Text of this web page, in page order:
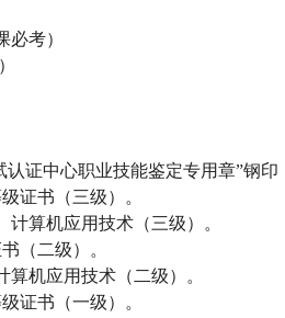
考）
证中心职业技能鉴定专用章”钢印
证书（三级）。
算机应用技术（三级）。
（二级）。
机应用技术（二级）。
证书（一级）。